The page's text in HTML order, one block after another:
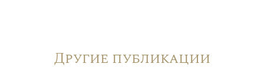
Другие публикации